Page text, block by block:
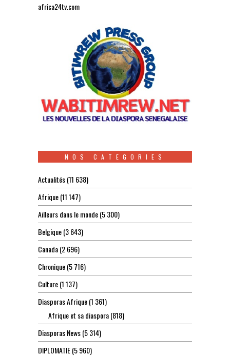
africa24tv.com
NOS CATEGORIES
Actualités(11 638)
Afrique(11 147)
Ailleurs dans le monde(5 300)
Belgique(3 643)
Canada(2 696)
Chronique(5 716)
Culture(1 137)
Diasporas Afrique(1 361)
Afrique et sa diaspora(818)
Diasporas News(5 314)
DIPLOMATIE(5 960)